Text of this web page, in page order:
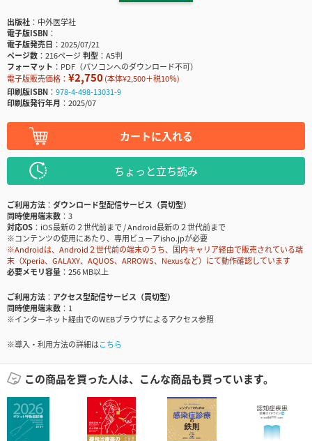
出版社
中外医学社
電子版ISBN
電子版発売日
2025/07/21
ページ数
216ページ判型
A5判
フォーマット
PDF（パソコンへのダウンロード不可）
電子版販売価格： ¥2,750(本体¥2,500＋税10％)
印刷版ISBN
978-4-498-13031-9
印刷版発行年月
2025/07
カートに入れる
ちょっと立ち読み
ご利用方法
ダウンロード型配信サービス（買切型）
同時使用端末数
3
対応OS
iOS最新の２世代前まで / Android最新の２世代前まで
※コンテンツの使用にあたり、専用ビューアisho.jpが必要
※Androidは、Android２世代前の端末のうち、国内キャリア経由で販売されている端
末（Xperia、GALAXY、AQUOS、ARROWS、Nexusなど）にて動作確認しています
必要メモリ容量
256 MB以上
ご利用方法
アクセス型配信サービス（買切型）
同時使用端末数
1
※インターネット経由でのWEBブラウザによるアクセス参照
※導入・利用方法の詳細はこちら
この商品を買った人は、こんな商品も買っています。